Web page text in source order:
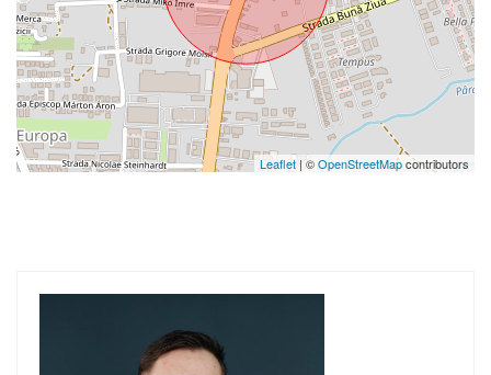
Leaflet| ©OpenStreetMapcontributors